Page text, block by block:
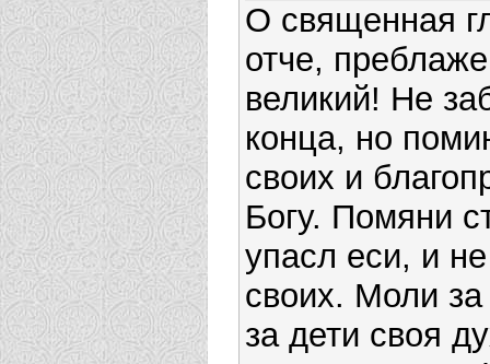
О священная
отче,
великий! Не
конца, но
своих и
Богу. Помяни
упасл еси, и
своих. Моли
за дети своя